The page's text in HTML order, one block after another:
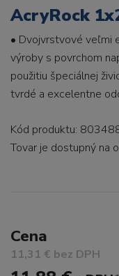
AcryRock
• Dvojvrstvové veľmi
výroby s povrchom
použitiu špeciálnej
tvrdé a excelentne
Kód produktu:
Tovar je dostupný na
Cena
11,31 € bez DPH